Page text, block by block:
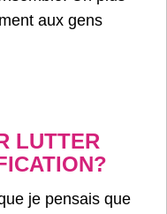
aux gens
LUTTER
je pensais que